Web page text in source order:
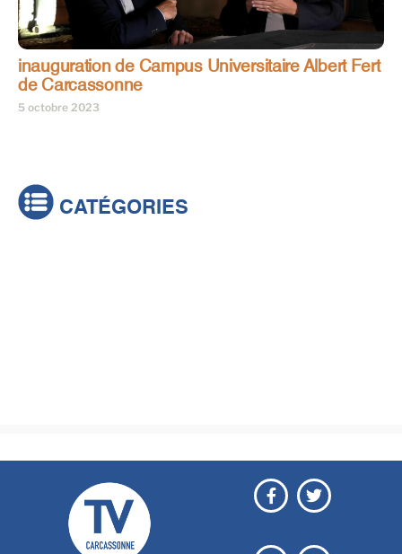
inauguration de Campus Universitaire Albert Fert
de Carcassonne
5 octobre 2023
CATÉGORIES